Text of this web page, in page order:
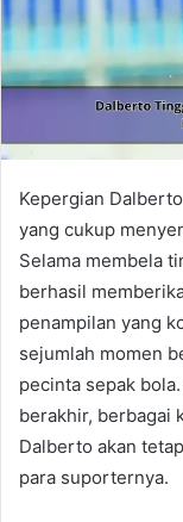
Kepergian
yang cukup
Selama membela
berhasil
penampilan yang
sejumlah momen
pecinta sepak
berakhir, berbagai
Dalberto akan
para suporternya.